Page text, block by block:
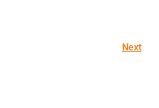
Next